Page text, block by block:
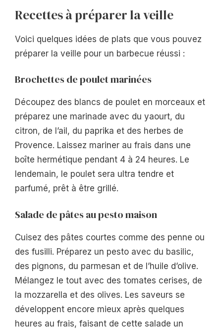
Recettes à préparer la veille
Voici quelques idées de plats que vous pouvez
préparer la veille pour un barbecue réussi :
Brochettes de poulet marinées
Découpez des blancs de poulet en morceaux et
préparez une marinade avec du yaourt, du
citron, de l’ail, du paprika et des herbes de
Provence. Laissez mariner au frais dans une
boîte hermétique pendant 4 à 24 heures. Le
lendemain, le poulet sera ultra tendre et
parfumé, prêt à être grillé.
Salade de pâtes au pesto maison
Cuisez des pâtes courtes comme des penne ou
des fusilli. Préparez un pesto avec du basilic,
des pignons, du parmesan et de l’huile d’olive.
Mélangez le tout avec des tomates cerises, de
la mozzarella et des olives. Les saveurs se
développent encore mieux après quelques
heures au frais, faisant de cette salade un